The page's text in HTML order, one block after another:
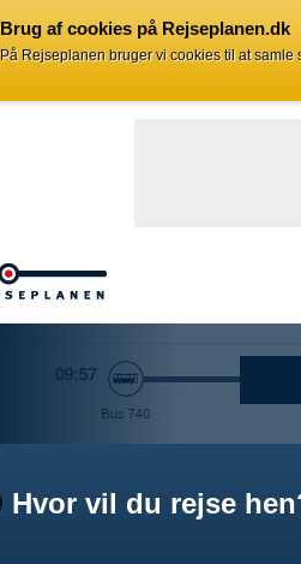
Brug af cookies på Rejseplanen.dk
På Rejseplanen bruger vi cookies til at
Hvor vil du rejse